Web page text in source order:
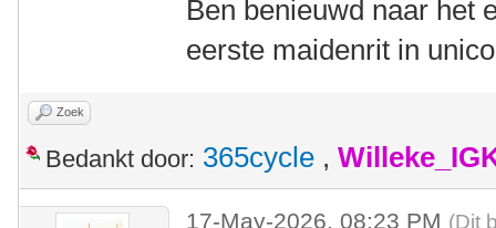
Ben benieuwd naar het
eerste maidenrit in
Zoek
Bedankt door: 365cycle ,
17-May-2026, 08:23 PM (Dit